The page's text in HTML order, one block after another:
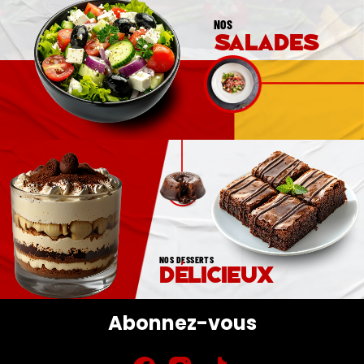
NOS
salades
NOS DESSERTS
délicieux
Abonnez-vous